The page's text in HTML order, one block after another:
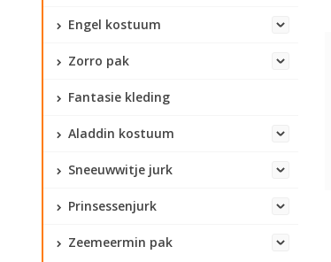
Engel kostuum
Zorro pak
Fantasie kleding
Aladdin kostuum
Sneeuwwitje jurk
Prinsessenjurk
Zeemeermin pak